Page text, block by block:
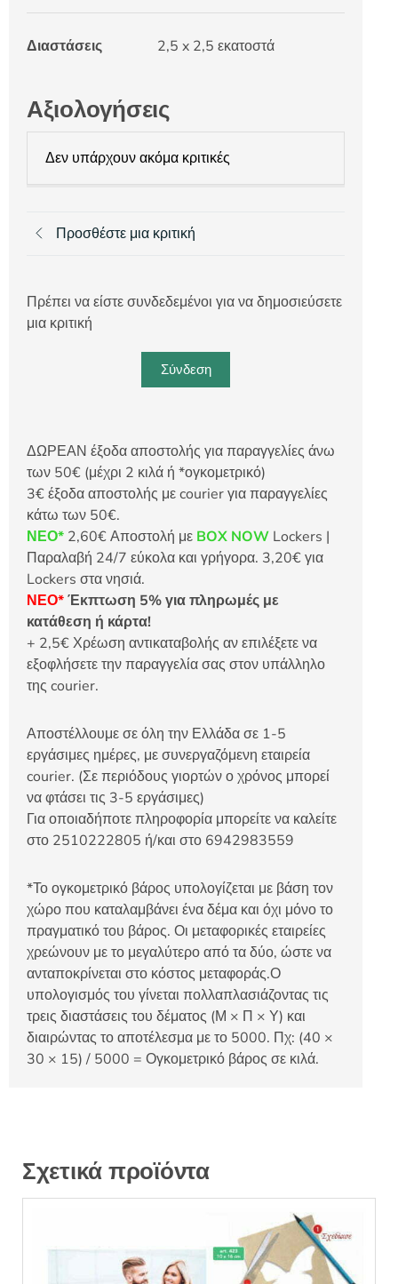
Διαστάσεις 2,5 x 2,5 εκατοστά
Αξιολογήσεις
Δεν υπάρχουν ακόμα κριτικές
Προσθέστε μια κριτική
Πρέπει να είστε συνδεδεμένοι για να δημοσιεύσετε
μια κριτική
Σύνδεση
ΔΩΡΕΑΝ έξοδα αποστολής για παραγγελίες άνω
των 50€ (μέχρι 2 κιλά ή *ογκομετρικό)
3€ έξοδα αποστολής με courier για παραγγελίες
κάτω των 50€.
ΝΕΟ* 2,60€ Αποστολή με BOX NOW Lockers |
Παραλαβή 24/7 εύκολα και γρήγορα. 3,20€ για
Lockers στα νησιά.
ΝΕΟ*Έκπτωση 5% για πληρωμές με
κατάθεση ή κάρτα!
+ 2,5€ Χρέωση αντικαταβολής αν επιλέξετε να
εξοφλήσετε την παραγγελία σας στον υπάλληλο
της courier.
Αποστέλλουμε σε όλη την Ελλάδα σε 1-5
εργάσιμες ημέρες, με συνεργαζόμενη εταιρεία
courier. (Σε περιόδους γιορτών ο χρόνος μπορεί
να φτάσει τις 3-5 εργάσιμες)
Για οποιαδήποτε πληροφορία μπορείτε να καλείτε
στο 2510222805 ή/και στο 6942983559
*Το ογκομετρικό βάρος υπολογίζεται με βάση τον
χώρο που καταλαμβάνει ένα δέμα και όχι μόνο το
πραγματικό του βάρος. Οι μεταφορικές εταιρείες
χρεώνουν με το μεγαλύτερο από τα δύο, ώστε να
ανταποκρίνεται στο κόστος μεταφοράς.Ο
υπολογισμός του γίνεται πολλαπλασιάζοντας τις
τρεις διαστάσεις του δέματος (Μ × Π × Υ) και
διαιρώντας το αποτέλεσμα με το 5000. Πχ: (40 ×
30 × 15) / 5000 = Ογκομετρικό βάρος σε κιλά.
Σχετικά προϊόντα